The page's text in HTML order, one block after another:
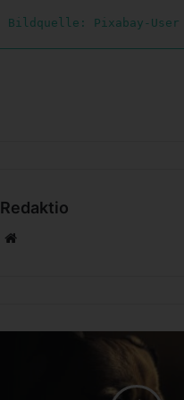
Bildquelle: Pixabay-User
Redaktio